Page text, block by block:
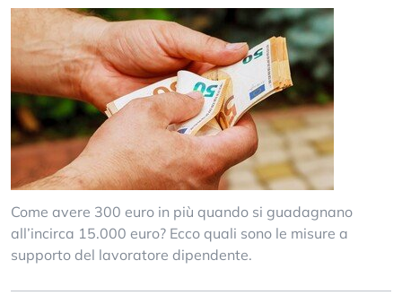
Come avere 300 euro in più quando si guadagnano
all’incirca 15.000 euro? Ecco quali sono le misure a
supporto del lavoratore dipendente.